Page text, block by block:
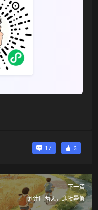
17 3
下一篇
倒计时两天，迎接暑假